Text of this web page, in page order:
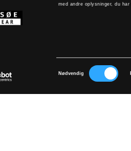
med andre oplysninger, du
Nødvendig